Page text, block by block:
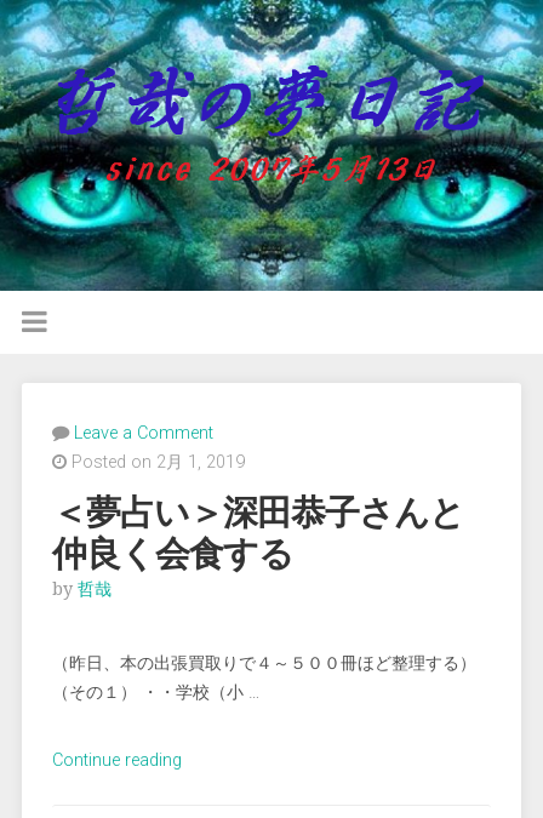
Leave a Comment
Posted on 2月 1, 2019
＜夢占い＞深田恭子さんと
仲良く会食する
by 哲哉
（昨日、本の出張買取りで４～５００冊ほど整理する）
（その１） ・・学校（小 …
Continue reading“＜